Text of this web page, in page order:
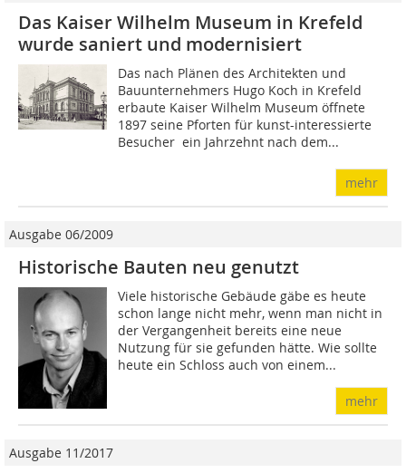
Das Kaiser Wilhelm Museum in Krefeld
wurde saniert und modernisiert
Das nach Plänen des Architekten und
Bauunternehmers Hugo Koch in Krefeld
erbaute Kaiser Wilhelm Museum öffnete
1897 seine Pforten für kunst-interessierte
Besucher  ein Jahrzehnt nach dem...
mehr
Ausgabe 06/2009
Historische Bauten neu genutzt
Viele historische Gebäude gäbe es heute
schon lange nicht mehr, wenn man nicht in
der Vergangenheit bereits eine neue
Nutzung für sie gefunden hätte. Wie sollte
heute ein Schloss auch von einem...
mehr
Ausgabe 11/2017